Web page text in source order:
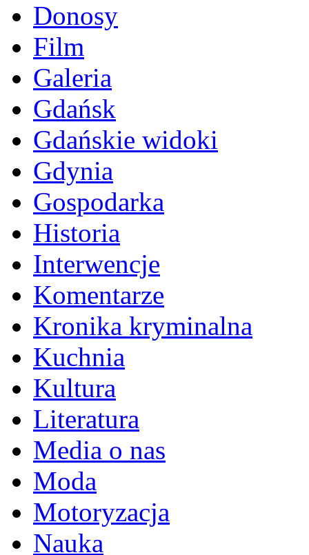
Donosy
Film
Galeria
Gdańsk
Gdańskie widoki
Gdynia
Gospodarka
Historia
Interwencje
Komentarze
Kronika kryminalna
Kuchnia
Kultura
Literatura
Media o nas
Moda
Motoryzacja
Nauka